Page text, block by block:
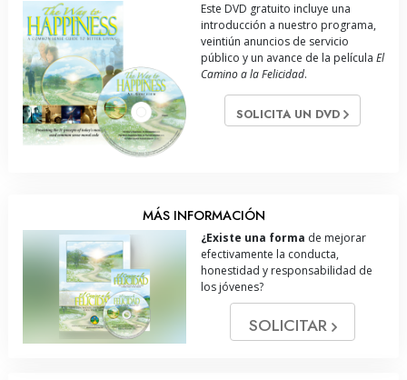
Este DVD gratuito incluye una
introducción a nuestro programa,
veintiún anuncios de servicio
público y un avance de la película El
Camino a la Felicidad.
SOLICITA UN DVD
MÁS INFORMACIÓN
¿Existe una forma de mejorar
efectivamente la conducta,
honestidad y responsabilidad de
los jóvenes?
SOLICITAR